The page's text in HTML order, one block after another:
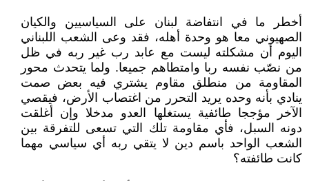
أخطر ما في انتفاضة لبنان على السياسيين والكيان
الصهيوني معا هو وحدة أهله، فقد وعى الشعب اللبناني
اليوم أن مشكلته ليست مع عابد رب غير ربه في ظل
من نصّب نفسه ربا وامتطاهم جميعا. ولما يتحدث محور
المقاومة من منطلق مقاوم يشتري فيه بعض صمت
ينادي بأنه وحده يريد التحرر من اغتصاب الأرض، فيقصي
الآخر مؤججا طائفية يستغلها العدو مدخلا وإن أغلقت
دونه السبل، فأي مقاومة تلك التي تسعى للتفرقة بين
الشعب الواحد باسم دين لا يتقي ربه أي سياسي مهما
كانت طائفته؟